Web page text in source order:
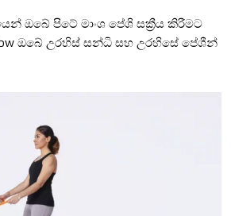
ඔබේ පිටේ මාංශ පේශි සක්‍රීය කිරීමට
ඔබේ උරහිස් සන්ධි සහ උරහිසේ පේශීන්